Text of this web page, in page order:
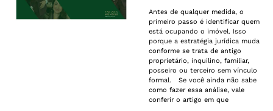
Antes de qualquer medida, o
primeiro passo é identificar quem
está ocupando o imóvel. Isso
porque a estratégia jurídica muda
conforme se trata de antigo
proprietário, inquilino, familiar,
posseiro ou terceiro sem vínculo
formal. Se você ainda não sabe
como fazer essa análise, vale
conferir o artigo em que